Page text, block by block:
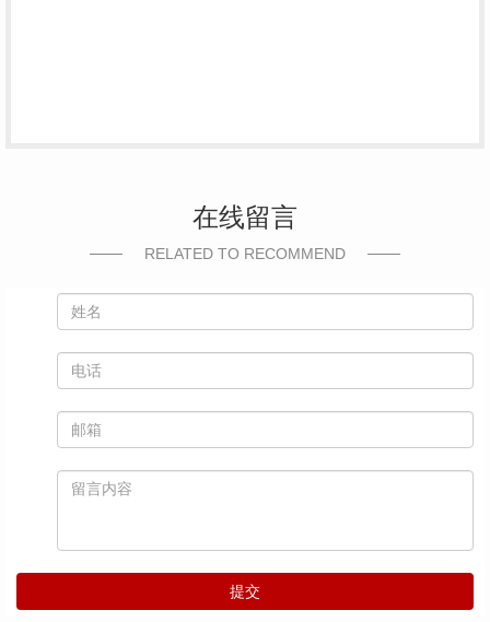
在线留言
RELATED TO RECOMMEND
提交